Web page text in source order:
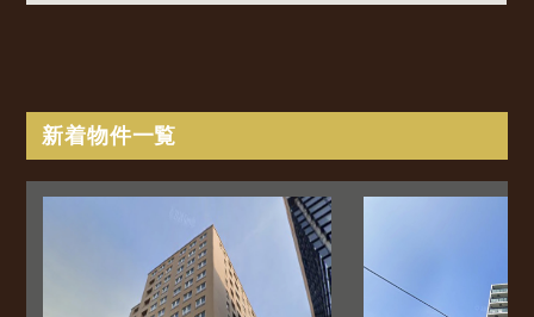
新着物件一覧